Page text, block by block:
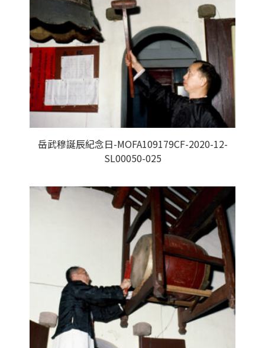
岳武穆誕辰紀念日-MOFA109179CF-2020-12-
SL00050-025